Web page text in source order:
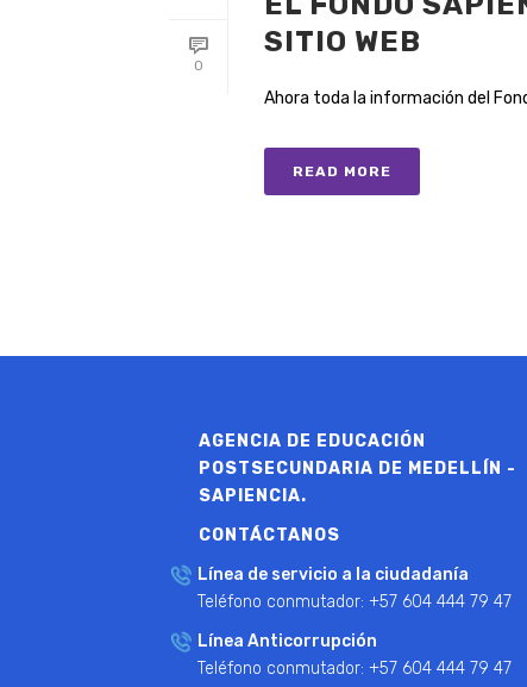
0
SITIO WEB
Ahora toda la información del
READ MORE
AGENCIA DE EDUCACIÓN
POSTSECUNDARIA DE MEDELLÍN -
SAPIENCIA.
CONTÁCTANOS
Línea de servicio a la ciudadanía
Teléfono conmutador: +57 604 444 79 47
Línea Anticorrupción
Teléfono conmutador: +57 604 444 79 47